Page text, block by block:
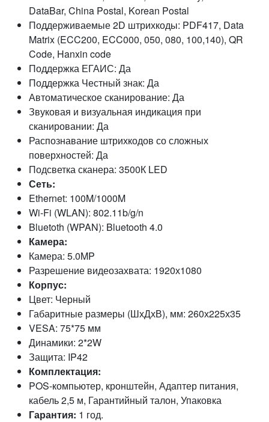
DataBar, China Postal, Korean Postal
Поддерживаемые 2D штрихкоды: PDF417, Data
Matrix (ECC200, ECC000, 050, 080, 100,140), QR
Code, Hanxin code
Поддержка ЕГАИС: Да
Поддержка Честный знак: Да
Автоматическое сканирование: Да
Звуковая и визуальная индикация при
сканировании: Да
Распознавание штрихкодов со сложных
поверхностей: Да
Подсветка сканера: 3500К LED
Сеть:
Ethernet: 100M/1000M
Wi-Fi (WLAN): 802.11b/g/n
Bluetoth (WPAN): Bluetooth 4.0
Камера:
Камера: 5.0MP
Разрешение видеозахвата: 1920х1080
Корпус:
Цвет: Черный
Габаритные размеры (ШхДхВ), мм: 260х225х35
VESA: 75*75 мм
Динамики: 2*2W
Защита: IP42
Комплектация:
POS-компьютер, кронштейн, Адаптер питания,
кабель 2,5 м, Гарантийный талон, Упаковка
Гарантия: 1 год.